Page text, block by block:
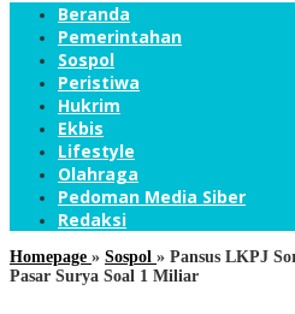
Beranda
Pemerintahan
Sospol
Peristiwa
Hukrim
Ekbis
Lifestyle
Olahraga
Pedoman Media Siber
Redaksi
Homepage » Sospol » Pansus LKPJ
Pasar Surya Soal 1 Miliar